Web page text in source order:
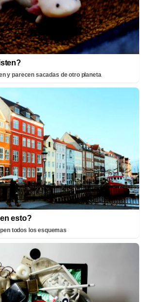
y parecen sacadas de otro planeta
esto?
todos los esquemas